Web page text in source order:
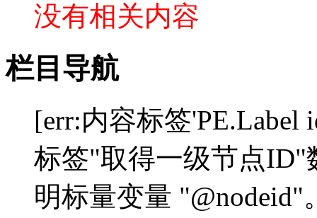
没有相关内容
栏目导航
[err:内容标签'PE.Label
标签"取得一级节点ID"
明标量变量